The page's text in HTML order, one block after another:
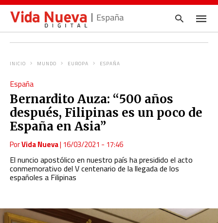
España
pulsa
en
INICIO MUNDO EUROPA ESPAÑA
España
Bernardito Auza: “500 años
después, Filipinas es un poco de
España en Asia”
PorVida Nueva| 16/03/2021 - 17:46
El nuncio apostólico en nuestro país ha presidido el acto
conmemorativo del V centenario de la llegada de los
españoles a Filipinas